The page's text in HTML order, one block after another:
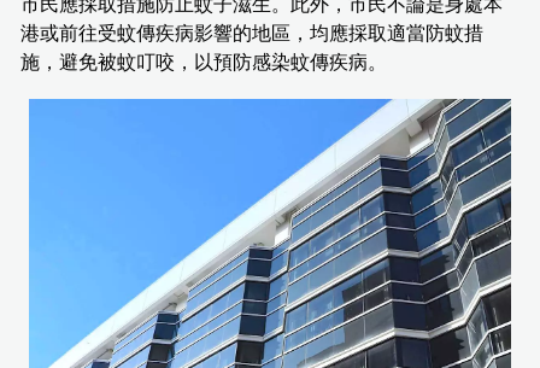
港或前往受蚊傳疾病影響的地區，均應採取適當防蚊措
施，避免被蚊叮咬，以預防感染蚊傳疾病。